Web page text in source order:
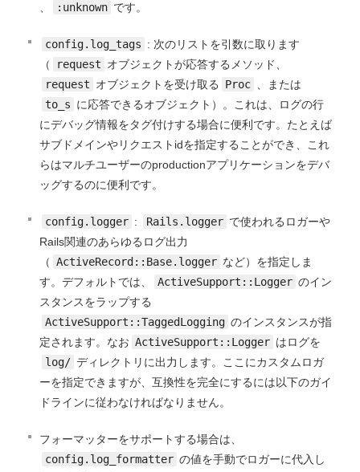
、 :unknown です。
config.log_tags : 次のリストを引数に取ります
（
request オブジェクトが応答するメソッド、
request オブジェクトを受け取る Proc 、または
to_s に応答できるオブジェクト）。これは、ログの行
にデバッグ情報をタグ付けする場合に便利です。たとえば
サブドメインやリクエストidを指定することができ、これ
らはマルチユーザーのproductionアプリケーションをデバ
ッグするのに便利です。
config.logger : Rails.logger で使われるロガーや
Rails関連のあらゆるログ出力
（ ActiveRecord::Base.logger など）を指定しま
す。デフォルトでは、
ActiveSupport::Logger のイン
スタンスをラップする
ActiveSupport::TaggedLogging のインスタンスが指
定されます。なお ActiveSupport::Logger はログを
log/ ディレクトリに出力します。ここにカスタムロガ
ーを指定できますが、互換性を完全にするには以下のガイ
ドラインに従わなければなりません。
フォーマッターをサポートする場合は、
config.log_formatter の値を手動でロガーに代入し